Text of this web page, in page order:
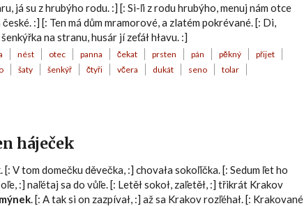
já su z hrubýho rodu. :] [: Si-ľi z rodu hrubýho, menuj nám otce
:] [: Ten má dům mramorové, a zlatém pokrévané. [: Di,
na stranu, husár jí zeťáł hłavu. :]
nést otec panna čekat prsten pán pěkný
přijet
šaty šenkýř čtyři včera dukát seno tolar
háječek
V tom domečku děvečka, :] chovała sokoľíčka. [: Sedum ľet ho
:] naľétaj sa do vůľe. [: Letěł sokoł, zaľetěł, :] třikrát Krakov
. [: A tak si on zazpívał, :] až sa Krakov rozľéhał. [: Krakované